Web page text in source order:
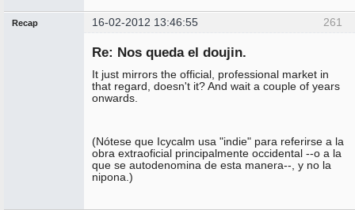
261
Recap 16-02-2012 13:46:55
Re: Nos queda el doujin.
It just mirrors the official, professional market in
that regard, doesn't it? And wait a couple of years
onwards.
(Nótese que Icycalm usa "indie" para referirse a la
obra extraoficial principalmente occidental --o a la
que se autodenomina de esta manera--, y no la
nipona.)